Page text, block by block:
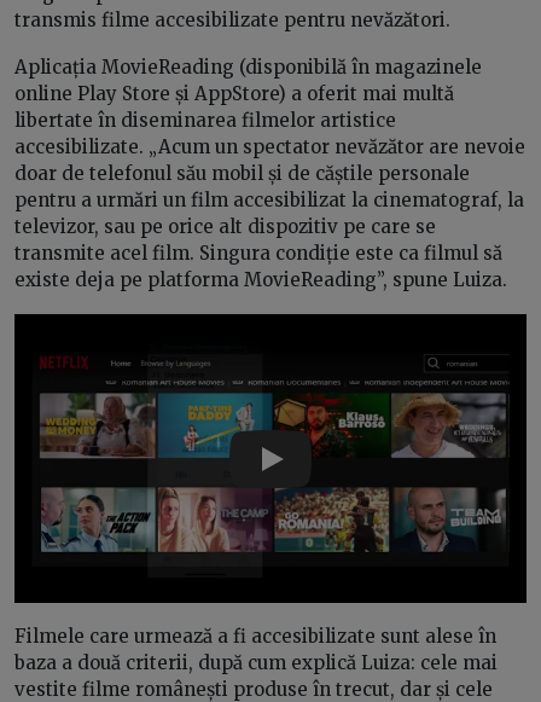
transmis filme accesibilizate pentru nevăzători.
Aplicația MovieReading (disponibilă în magazinele
online Play Store și AppStore) a oferit mai multă
libertate în diseminarea filmelor artistice
accesibilizate. „Acum un spectator nevăzător are nevoie
doar de telefonul său mobil și de căștile personale
pentru a urmări un film accesibilizat la cinematograf, la
televizor, sau pe orice alt dispozitiv pe care se
transmite acel film. Singura condiție este ca filmul să
existe deja pe platforma MovieReading”, spune Luiza.
Play
Filmele care urmează a fi accesibilizate sunt alese în
baza a două criterii, după cum explică Luiza: cele mai
vestite filme românești produse în trecut, dar și cele